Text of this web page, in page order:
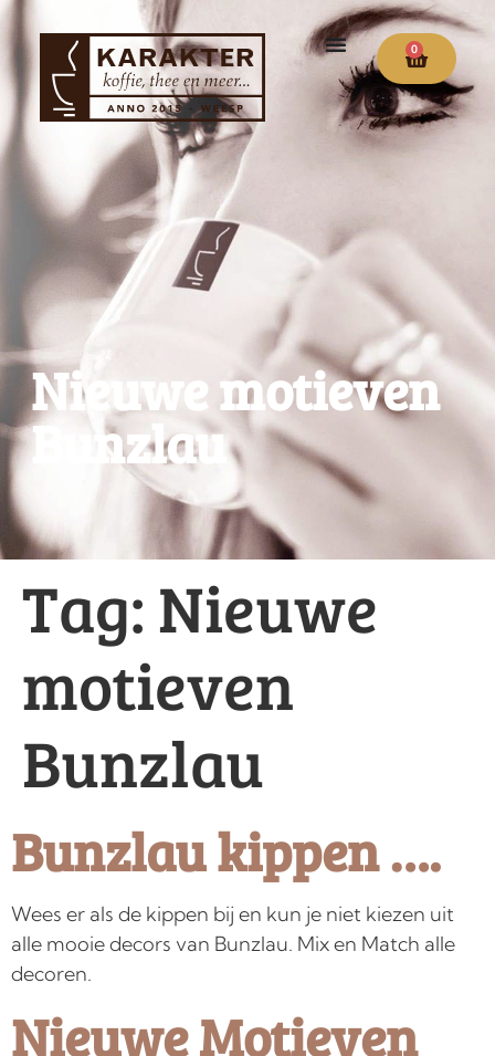
0
Nieuwe motieven
Bunzlau
Tag:Nieuwe
motieven
Bunzlau
Bunzlau kippen ….
Wees er als de kippen bij en kun je niet kiezen uit
alle mooie decors van Bunzlau. Mix en Match alle
decoren.
Nieuwe Motieven